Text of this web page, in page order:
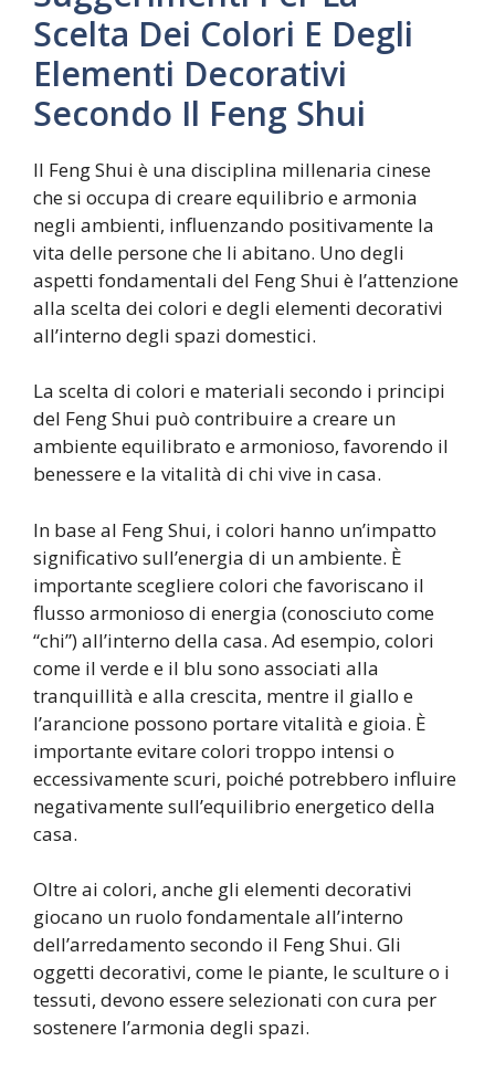
Scelta Dei Colori E Degli
Elementi Decorativi
Secondo Il Feng Shui
Il Feng Shui è una disciplina millenaria cinese
che si occupa di creare equilibrio e armonia
negli ambienti, influenzando positivamente la
vita delle persone che li abitano. Uno degli
aspetti fondamentali del Feng Shui è l’attenzione
alla scelta dei colori e degli elementi decorativi
all’interno degli spazi domestici.
La scelta di colori e materiali secondo i principi
del Feng Shui può contribuire a creare un
ambiente equilibrato e armonioso, favorendo il
benessere e la vitalità di chi vive in casa.
In base al Feng Shui, i colori hanno un’impatto
significativo sull’energia di un ambiente. È
importante scegliere colori che favoriscano il
flusso armonioso di energia (conosciuto come
“chi”) all’interno della casa. Ad esempio, colori
come il verde e il blu sono associati alla
tranquillità e alla crescita, mentre il giallo e
l’arancione possono portare vitalità e gioia. È
importante evitare colori troppo intensi o
eccessivamente scuri, poiché potrebbero influire
negativamente sull’equilibrio energetico della
casa.
Oltre ai colori, anche gli elementi decorativi
giocano un ruolo fondamentale all’interno
dell’arredamento secondo il Feng Shui. Gli
oggetti decorativi, come le piante, le sculture o i
tessuti, devono essere selezionati con cura per
sostenere l’armonia degli spazi.